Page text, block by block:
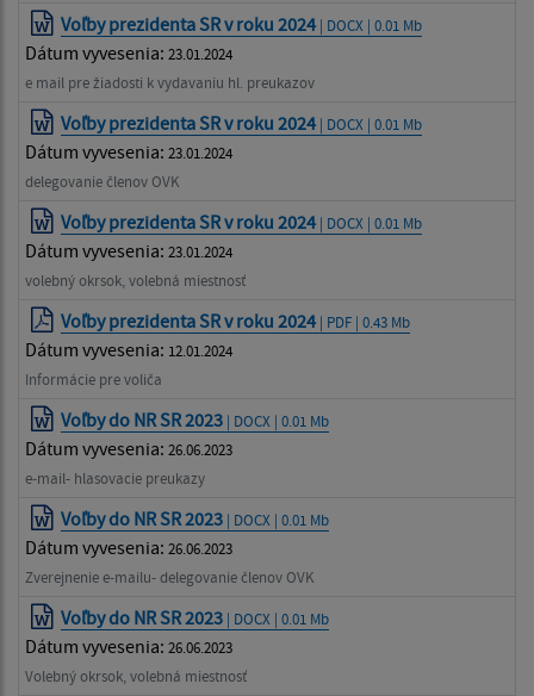
Voľby prezidenta SR v roku 2024 | DOCX | 0.01 Mb
Dátum vyvesenia: 23.01.2024
e mail pre žiadosti k vydavaniu hl. preukazov
Voľby prezidenta SR v roku 2024 | DOCX | 0.01 Mb
Dátum vyvesenia: 23.01.2024
delegovanie členov OVK
Voľby prezidenta SR v roku 2024 | DOCX | 0.01 Mb
Dátum vyvesenia: 23.01.2024
volebný okrsok, volebná miestnosť
Voľby prezidenta SR v roku 2024 | PDF | 0.43 Mb
Dátum vyvesenia: 12.01.2024
Informácie pre voliča
Voľby do NR SR 2023 | DOCX | 0.01 Mb
Dátum vyvesenia: 26.06.2023
e-mail- hlasovacie preukazy
Voľby do NR SR 2023 | DOCX | 0.01 Mb
Dátum vyvesenia: 26.06.2023
Zverejnenie e-mailu- delegovanie členov OVK
Voľby do NR SR 2023 | DOCX | 0.01 Mb
Dátum vyvesenia: 26.06.2023
Volebný okrsok, volebná miestnosť